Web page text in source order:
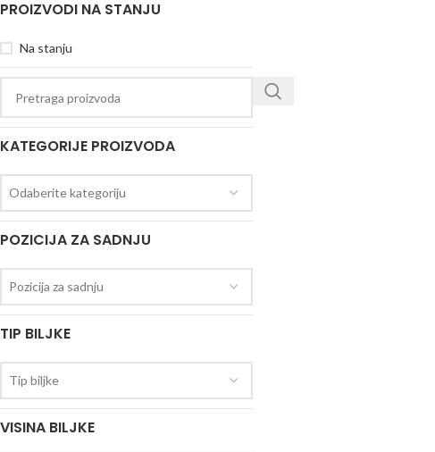
PROIZVODI NA STANJU
Na stanju
KATEGORIJE PROIZVODA
Odaberite kategoriju
POZICIJA ZA SADNJU
Pozicija za sadnju
TIP BILJKE
Tip biljke
VISINA BILJKE